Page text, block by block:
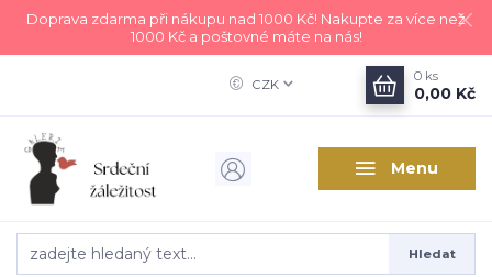
Doprava zdarma při nákupu nad 1000 Kč! Nakupte za více než
1000 Kč a poštovné máte na nás!
Menu
CZK
Hledat
0 ks
0,00 Kč